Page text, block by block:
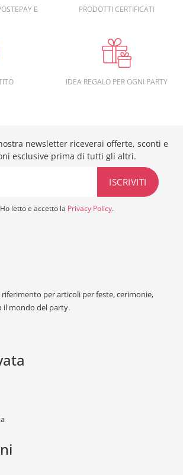
E
PRODOTTI CERTIFICATI
IDEA REGALO PER OGNI PARTY
newsletter riceverai offerte, sconti e
esclusive prima di tutti gli altri.
Ho letto e accetto la Privacy Policy.
per articoli per feste, cerimonie,
il mondo del party.